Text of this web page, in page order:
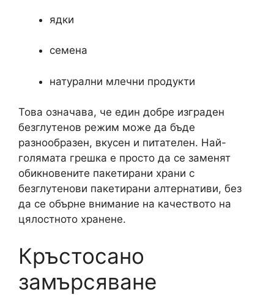
ядки
семена
натурални млечни продукти
Това означава, че един добре изграден
безглутенов режим може да бъде
разнообразен, вкусен и питателен. Най-
голямата грешка е просто да се заменят
обикновените пакетирани храни с
безглутенови пакетирани алтернативи, без
да се обърне внимание на качеството на
цялостното хранене.
Кръстосано
замърсяване